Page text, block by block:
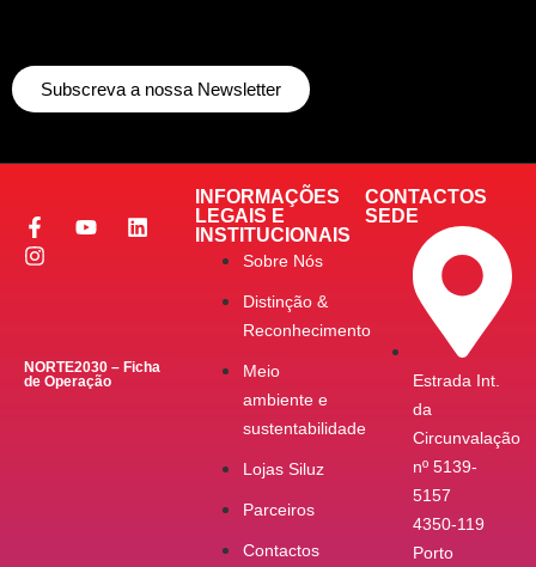
Subscreva a nossa Newsletter
NORTE2030 – Ficha
de Operação
INFORMAÇÕES
LEGAIS E
INSTITUCIONAIS
Sobre Nós
Distinção &
Reconhecimento
Meio
ambiente e
sustentabilidade
Lojas Siluz
Parceiros
Contactos
CONTACTOS
SEDE
Estrada Int.
da
Circunvalação
nº 5139-
5157
4350-119
Porto